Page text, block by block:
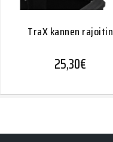
TraX kannen rajoitin
25,30€